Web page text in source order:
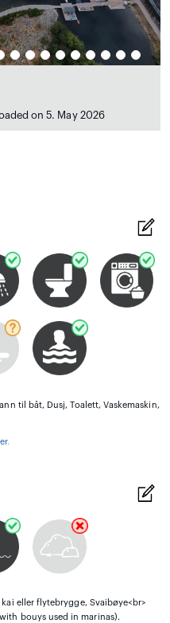
on 5. May 2026
til båt, Dusj, Toalett, Vaskemaskin,
.
eller flytebrygge, Svaibøye<br>
bouys used in marinas).